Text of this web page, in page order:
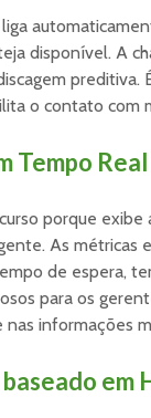
liga
disponível. A
preditiva.
o contato com
Tempo Real
porque
As métricas
de espera,
para os
nas informações
em